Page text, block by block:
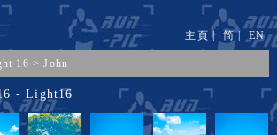
16 >John
主頁 | 简| EN
- Light16